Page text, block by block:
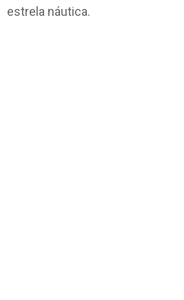
estrela náutica.